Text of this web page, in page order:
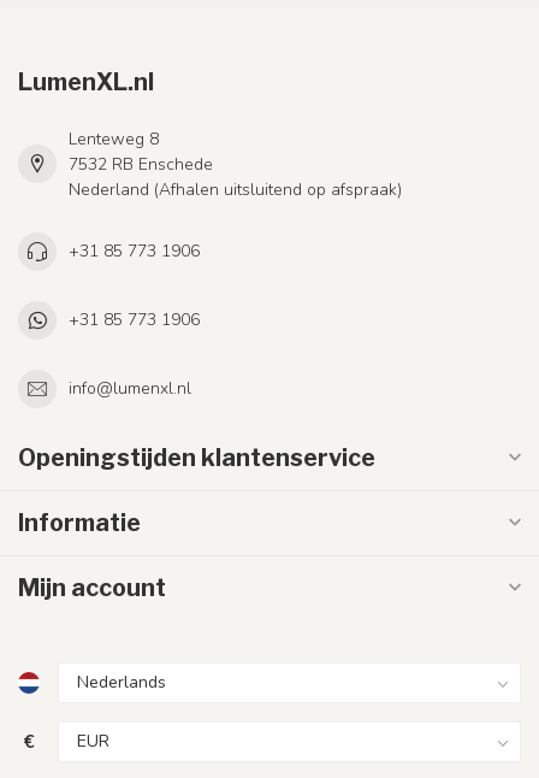
LumenXL.nl
Lenteweg 8
7532 RB Enschede
Nederland (Afhalen uitsluitend op afspraak)
+31 85 773 1906
+31 85 773 1906
info@lumenxl.nl
Openingstijden klantenservice
Informatie
Mijn account
€